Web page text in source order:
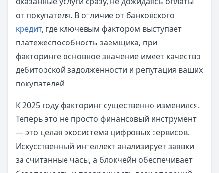
от покупателя. В отличие от банковского
кредит, где ключевым фактором выступает
платежеспособность заемщика, при
факторинге основное значение имеет качество
дебиторской задолженности и репутация ваших
покупателей.
К 2025 году факторинг существенно изменился.
Теперь это не просто финансовый инструмент
— это целая экосистема цифровых сервисов.
Искусственный интеллект анализирует заявки
за считанные часы, а блокчейн обеспечивает